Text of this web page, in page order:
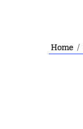
Home /